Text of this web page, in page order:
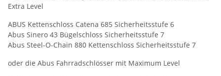
Extra Level
ABUS Kettenschloss Catena 685 Sicherheitsstufe 6
Abus Sinero 43 Bügelschloss Sicherheitsstufe 7
Abus Steel-O-Chain 880 Kettenschloss Sicherheitsstufe 7
oder die Abus Fahrradschlösser mit Maximum Level